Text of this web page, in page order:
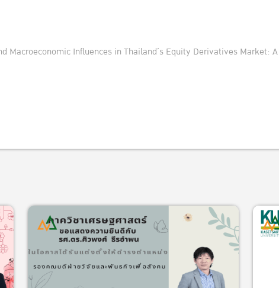
Macroeconomic Influences in Thailand’s Equity Derivatives Market: A